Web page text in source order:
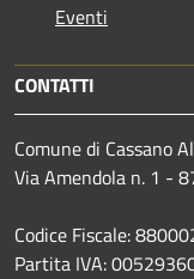
Eventi
CONTATTI
Comune di Cassano
Via Amendola n. 1 -
Codice Fiscale:
Partita IVA: